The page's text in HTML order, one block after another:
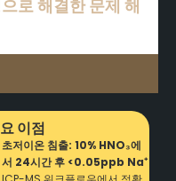
로 해결한 문제 해
이점
초저이온 침출: 10% HNO₃에
서 24시간 후 <0.05ppb Na⁺